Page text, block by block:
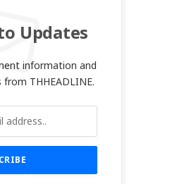
Updates
information and
THHEADLINE.